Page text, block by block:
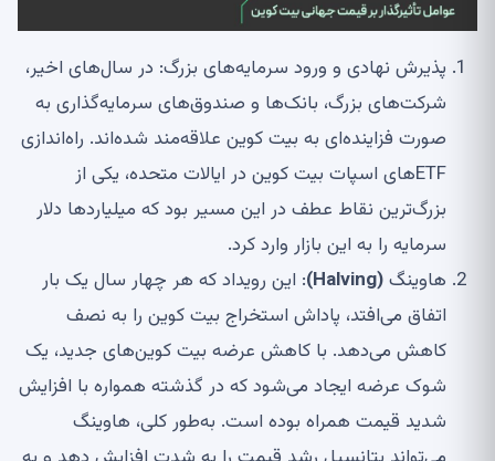
پذیرش نهادی و ورود سرمایه‌های بزرگ: در سال‌های اخیر،
شرکت‌های بزرگ، بانک‌ها و صندوق‌های سرمایه‌گذاری به
صورت فزاینده‌ای به بیت کوین علاقه‌مند شده‌اند. راه‌اندازی
ETFهای اسپات بیت کوین در ایالات متحده، یکی از
بزرگ‌ترین نقاط عطف در این مسیر بود که میلیاردها دلار
سرمایه را به این بازار وارد کرد.
هاوینگ(Halving)
: این رویداد که هر چهار سال یک بار
اتفاق می‌افتد، پاداش استخراج بیت کوین را به نصف
کاهش می‌دهد. با کاهش عرضه بیت کوین‌های جدید، یک
شوک عرضه ایجاد می‌شود که در گذشته همواره با افزایش
شدید قیمت همراه بوده است. به‌طور کلی، هاوینگ